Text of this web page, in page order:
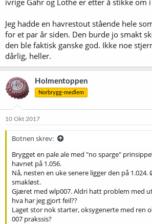
Jeg hadde en havrestout stående hele
for et par år siden. Den burde jo smakt
den ble faktisk ganske god. Ikke noe
dårlig, heller.
Holmentoppen
Norbrygg-medlem
10 Okt 2017
Botnen skrev:
Brygget en pale ale med "no sparge"
havnet på 1.056.
Nå, nesten en uke senere ligger den på
smakløst.
Gjæret med wlp007. Aldri hatt problem med
hva har jeg gjort feil??
Laget stor nok starter, oksygenerte med ren
007 prakssis?